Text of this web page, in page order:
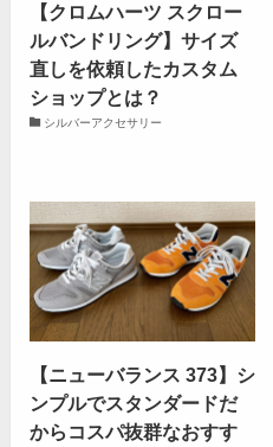
【クロムハーツ スクロー
ルバンドリング】サイズ
直しを依頼したカスタム
ショップとは？
シルバーアクセサリー
【ニューバランス 373】シ
ンプルでスタンダードだ
からコスパ抜群なおすす